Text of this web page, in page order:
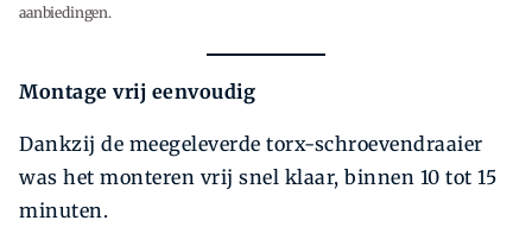
aanbiedingen.
Montage vrij eenvoudig
Dankzij de meegeleverde torx-schroevendraaier
was het monteren vrij snel klaar, binnen 10 tot 15
minuten.